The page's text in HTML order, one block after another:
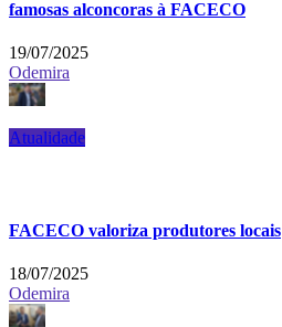
famosas alconcoras à FACECO
19/07/2025
Odemira
Atualidade
FACECO valoriza produtores locais
18/07/2025
Odemira